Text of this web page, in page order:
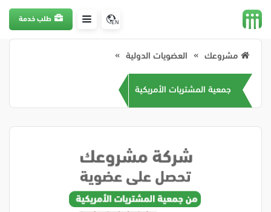
EN طلب خدمة
مشروعك العضويات الدولية
جمعية المشتريات الأمريكية